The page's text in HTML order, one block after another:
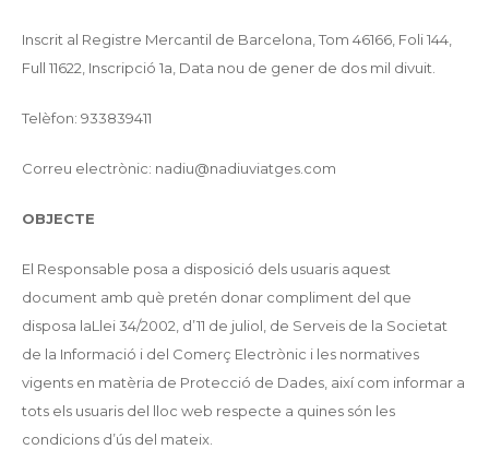
Inscrit al Registre Mercantil de Barcelona, Tom 46166, Foli 144,
Full 11622, Inscripció 1a, Data nou de gener de dos mil divuit.
Telèfon: 933839411
Correu electrònic: nadiu@nadiuviatges.com
OBJECTE
El Responsable posa a disposició dels usuaris aquest
document amb què pretén donar compliment del que
disposa laLlei 34/2002, d’11 de juliol, de Serveis de la Societat
de la Informació i del Comerç Electrònic i les normatives
vigents en matèria de Protecció de Dades, així com informar a
tots els usuaris del lloc web respecte a quines són les
condicions d’ús del mateix.